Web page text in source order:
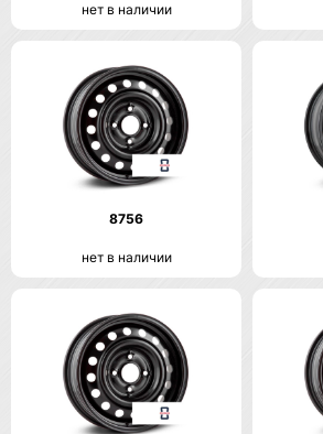
нет в наличии
8756
нет в наличии